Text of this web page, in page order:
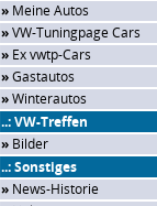
» Meine Autos
»VW-Tuningpage Cars
» Ex vwtp-Cars
»Gastautos
»Winterautos
..: VW-Treffen
» Bilder
..: Sonstiges
» News-Historie